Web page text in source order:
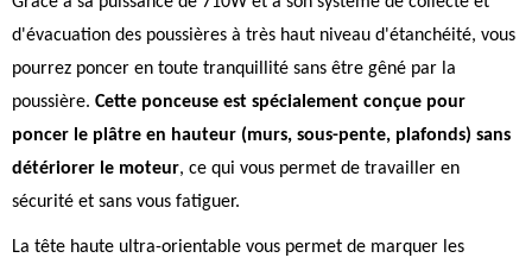
d'évacuation des poussières à très haut niveau d'étanchéité, vous
pourrez poncer en toute tranquillité sans être gêné par la
poussière. Cette ponceuse est spécialement conçue pour
poncer le plâtre en hauteur (murs, sous-pente, plafonds) sans
détériorer le moteur, ce qui vous permet de travailler en
sécurité et sans vous fatiguer.
La tête haute ultra-orientable vous permet de marquer les